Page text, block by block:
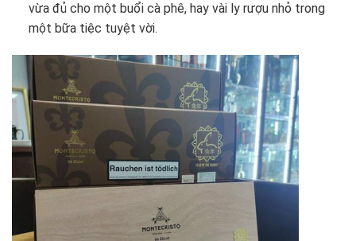
vừa đủ cho một buổi cà phê, hay vài ly rượu nhỏ trong
một bữa tiệc tuyệt vời.